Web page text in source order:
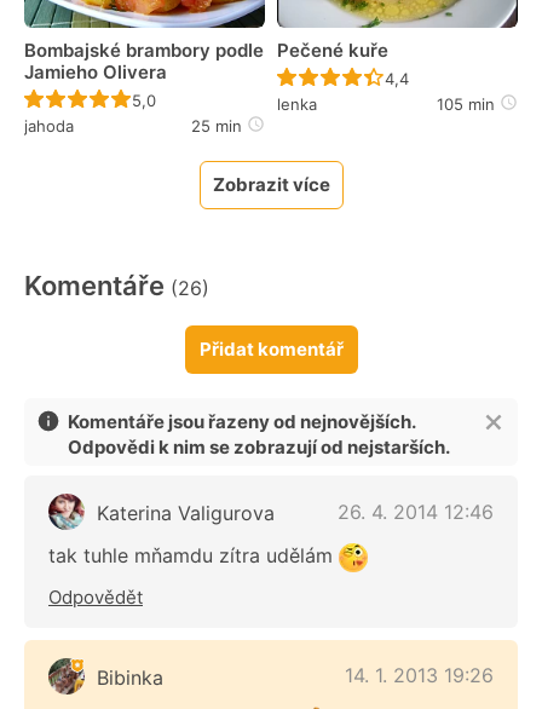
Bombajské brambory podle
Jamieho Olivera
Recept ještě nebyl hodnocen
5,0
jahoda
25 min
Pečené kuře
Recept ještě nebyl
4,4
lenka
105 min
Zobrazit více
Komentáře (26)
Přidat komentář
Komentáře jsou řazeny od nejnovějších.
Odpovědi k nim se zobrazují od nejstarších.
Katerina Valigurova
26. 4. 2014 12:46
tak tuhle mňamdu zítra udělám
Odpovědět
Bibinka
14. 1. 2013 19:26